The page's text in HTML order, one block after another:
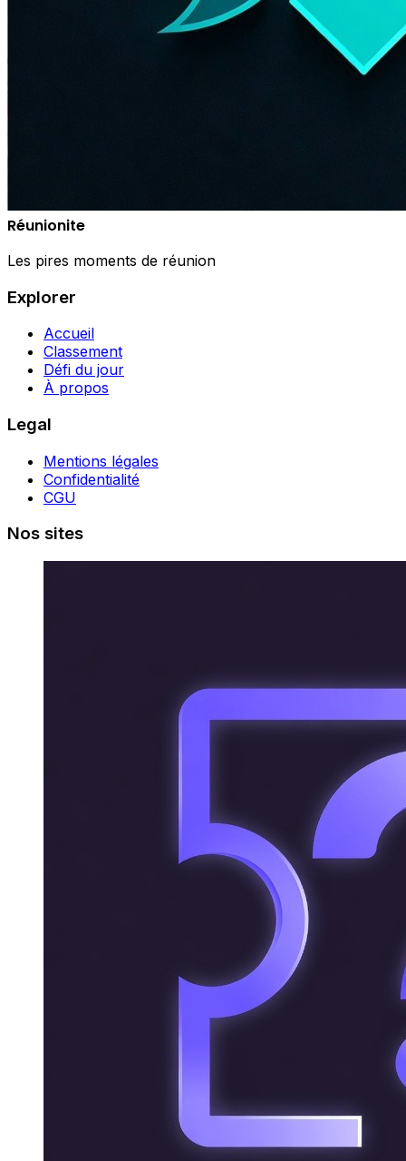
Réunionite
Les pires moments de réunion
Explorer
Accueil
Classement
Défi du jour
À propos
Legal
Mentions légales
Confidentialité
CGU
Nos sites